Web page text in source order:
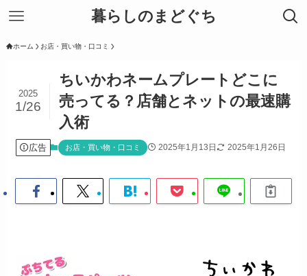
暮らしのまどぐち
ホーム お店・買い物・口コミ
ちいかわネームプレートどこに
売ってる？店舗とネットの最速購
入術
2025
1/26
広告 お店・買い物・口コミ 2025年1月13日 2025年1月26日